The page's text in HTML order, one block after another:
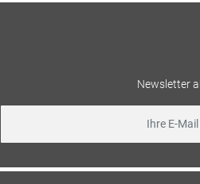
Newsletter